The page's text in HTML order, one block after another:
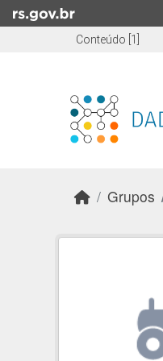
Skip to main content
Conteúdo [1]
Grupos